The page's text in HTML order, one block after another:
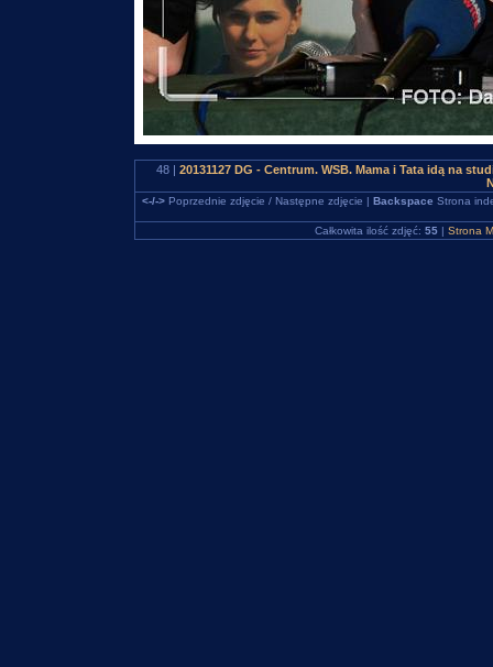
48 | 20131127 DG - Centrum. WSB. Mama i Tata idą na
<-/->Poprzednie zdjęcie / Następne zdjęcie | Backspace Strona
Całkowita ilość zdjęć: 55 | Strona